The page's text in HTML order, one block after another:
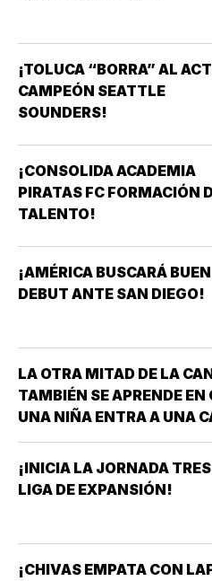
¡TOLUCA “BORRA” AL
CAMPEÓN SEATTLE
SOUNDERS!
¡CONSOLIDA ACADEMIA
PIRATAS FC FORMACIÓN
TALENTO!
¡AMÉRICA BUSCARÁ BUEN
DEBUT ANTE SAN DIEGO!
LA OTRA MITAD DE LA
TAMBIÉN SE APRENDE
UNA NIÑA ENTRA A UNA
BAJO EL BRAZO, NO
ELLA SIEMPRE HAY
ENTRENAMIENTO, QUE
¡INICIA LA JORNADA
LIGA DE EXPANSIÓN!
¡CHIVAS EMPATA CON